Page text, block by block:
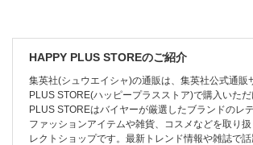
HAPPY PLUS STOREのご紹介
集英社(シュウエイシャ)の通販は、集英社公式通販
PLUS STORE(ハッピープラスストア)で購入いた
PLUS STOREはバイヤーが厳選したブランドのレ
ファッションアイテムや雑貨、コスメなどを取り
レクトショップです。最新トレンド情報や雑誌で